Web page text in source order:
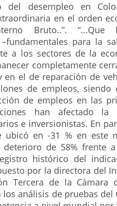
del desempleo en
en el orden
Bruto..”. “...Que
para la
a los sectores de la
completamente
en el de reparación de
de empleos,
de empleos en las
han afectado la
e inversionistas. En
ubicó en -31 % en este
de 58% frente
histórico del
por la directora del
Tercera de la Cámara
análisis de pruebas del